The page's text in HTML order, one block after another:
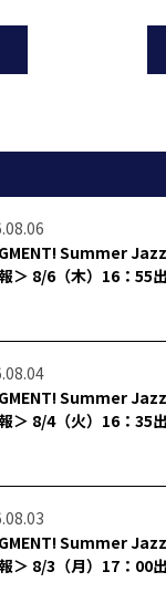
Summer
＞ 8/6（木）16：55
Summer
＞ 8/4（火）16：35
Summer
＞ 8/3（月）17：00